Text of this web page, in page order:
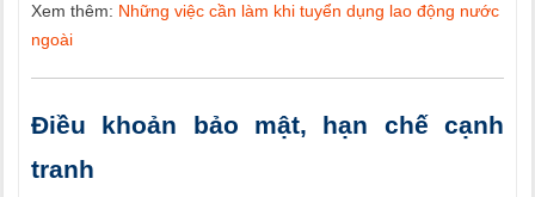
Xem thêm: Những việc cần làm khi tuyển dụng lao động nước
ngoài
Điều khoản bảo mật, hạn chế cạnh
tranh